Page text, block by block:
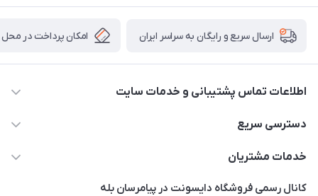
ارسال سریع و رایگان به سراسر ایران امکان پرداخت در محل
اطلاعات تماس پشتیبانی و خدمات سایت
02122913970 داخلی 219
پلاک 23 – طبقه 3
دسترسی سریع
خانه
خدمات مشتریان
امور مشتریان
کانال رسمی فروشگاه دایسونت در پیامرسان بله